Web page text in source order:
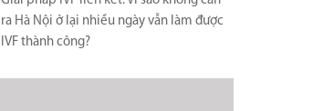
ra Hà Nội ở lại nhiều ngày vẫn làm được
IVF thành công?